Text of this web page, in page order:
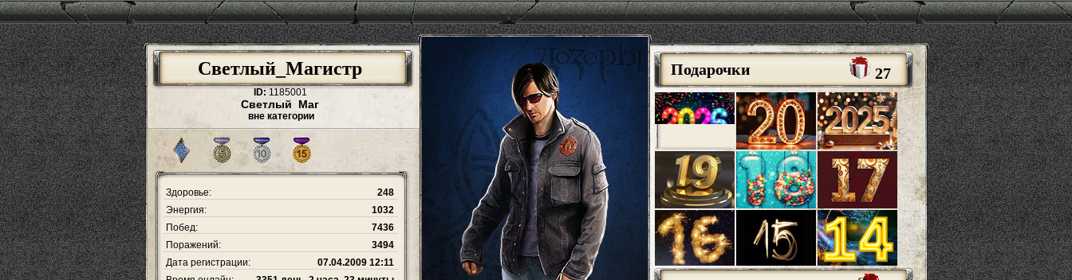
Светлый_Магистр
ID: 1185001
Светлый Маг
вне категории
Здоровье:
248
Энергия:
1032
Побед:
7436
Поражений:
3494
Дата регистрации:
07.04.2009 12:11
Подарочки 27